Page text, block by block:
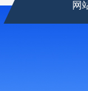
网